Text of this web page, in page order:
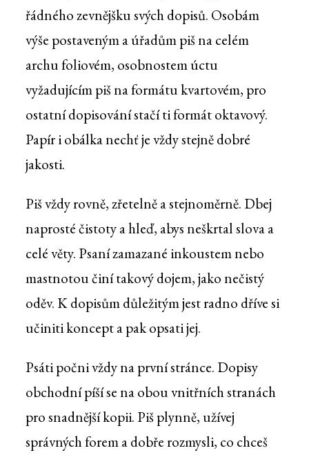
řádného zevnějšku svých dopisů. Osobám
výše postaveným a úřadům piš na celém
archu foliovém, osobnostem úctu
vyžadujícím piš na formátu kvartovém, pro
ostatní dopisování stačí ti formát oktavový.
Papír i obálka nechť je vždy stejně dobré
jakosti.
Piš vždy rovně, zřetelně a stejnoměrně. Dbej
naprosté čistoty a hleď, abys neškrtal slova a
celé věty. Psaní zamazané inkoustem nebo
mastnotou činí takový dojem, jako nečistý
oděv. K dopisům důležitým jest radno dříve si
učiniti koncept a pak opsati jej.
Psáti počni vždy na první stránce. Dopisy
obchodní píší se na obou vnitřních stranách
pro snadnější kopii. Piš plynně, užívej
správných forem a dobře rozmysli, co chceš